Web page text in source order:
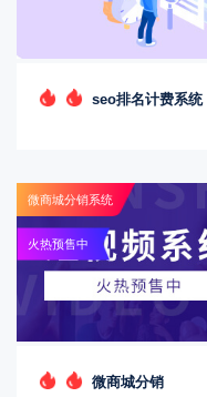
seo排名计费系统
微商城分销系统
火热预售中
微商城分销